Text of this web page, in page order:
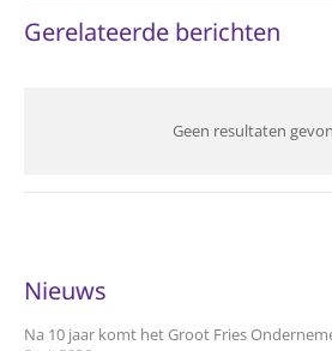
Gerelateerde berichten
Geen resultaten
Nieuws
Na 10 jaar komt het Groot Fries